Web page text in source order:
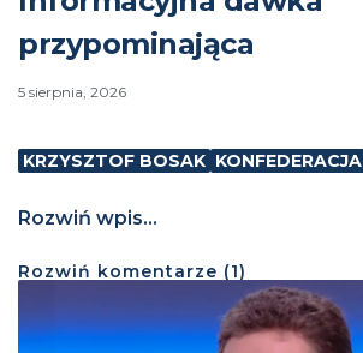
przypominająca
5 sierpnia, 2026
KRZYSZTOF BOSAK KONFEDERACJA
Rozwiń wpis...
Rozwiń komentarze (1)